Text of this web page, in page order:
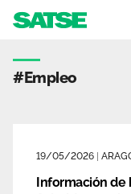
Delegados
Ámbitos de
Qué ofrecemos
Aragón
Etiqueta
#empleo
19/05/2026
Información de